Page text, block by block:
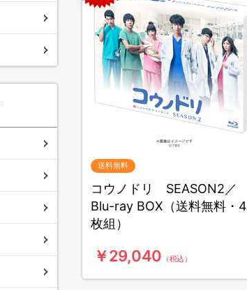
送料無料
コウノドリ SEASON2／
Blu-ray BOX（送料無料・4
枚組）
￥29,040 （税込）